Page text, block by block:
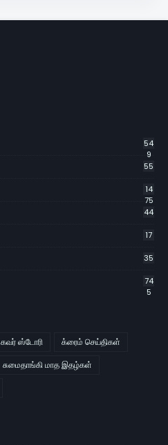
54
9
55
14
75
44
17
35
74
5
கவர் ஸ்டோரி
க்ரைம் செய்திகள்
சுமைதாங்கி மாத இதழ்கள்